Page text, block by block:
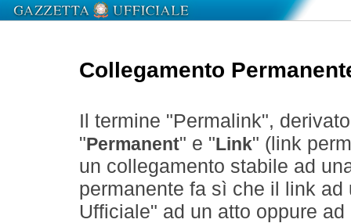
Collegamento
Il termine "Permalink",
" Permanent" e " Link" (link
un collegamento stabile ad
permanente fa sì che il link
Ufficiale" ad un atto oppure